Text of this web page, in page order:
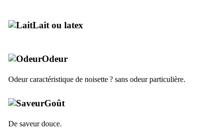
Lait ou latex
Odeur
Odeur caractéristique de noisette ? sans odeur particulière.
Goût
De saveur douce.